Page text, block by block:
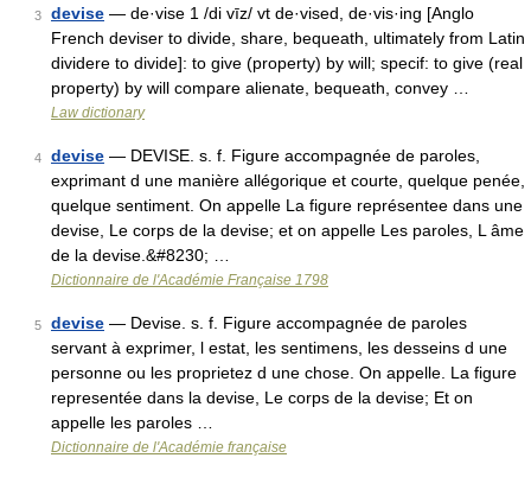
3 devise — de·vise 1 /di vīz/ vt de·vised, de·vis·ing [Anglo
French deviser to divide, share, bequeath, ultimately from Latin
dividere to divide]: to give (property) by will; specif: to give (real
property) by will compare alienate, bequeath, convey …
Law dictionary
4 devise — DEVISE. s. f. Figure accompagnée de paroles,
exprimant d une manière allégorique et courte, quelque penée,
quelque sentiment. On appelle La figure représentee dans une
devise, Le corps de la devise; et on appelle Les paroles, L âme
de la devise.&#8230; …
Dictionnaire de l'Académie Française 1798
5 devise — Devise. s. f. Figure accompagnée de paroles
servant à exprimer, l estat, les sentimens, les desseins d une
personne ou les proprietez d une chose. On appelle. La figure
representée dans la devise, Le corps de la devise; Et on
appelle les paroles …
Dictionnaire de l'Académie française